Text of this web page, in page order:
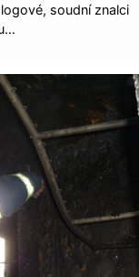
soudní znalci